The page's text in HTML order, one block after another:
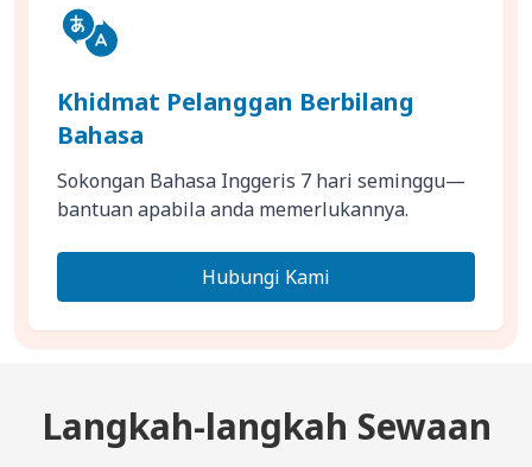
Khidmat Pelanggan Berbilang
Bahasa
Sokongan Bahasa Inggeris 7 hari seminggu—
bantuan apabila anda memerlukannya.
Hubungi Kami
Langkah-langkah Sewaan